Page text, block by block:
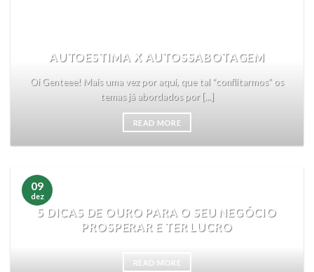
AUTOESTIMA X AUTOSSABOTAGEM
Oi Genteee! Mais uma vez por aqui, que tal “conflitarmos” os
temas já abordados por [...]
READ MORE
5 DICAS DE OURO PARA O SEU NEGÓCIO
PROSPERAR E TER LUCRO
READ MORE
09
dez